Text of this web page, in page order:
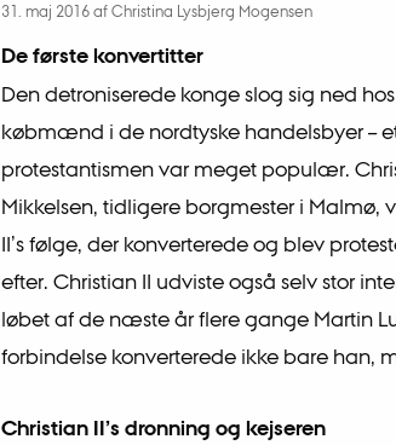
31. maj 2016 af Christina Lysbjerg Mogensen
De første konvertitter
Den detroniserede konge slog sig ned
købmænd i de nordtyske handelsbyer –
protestantismen var meget populær.
Mikkelsen, tidligere borgmester i Malmø,
II’s følge, der konverterede og blev
efter. Christian II udviste også selv stor
løbet af de næste år flere gange Martin
forbindelse konverterede ikke bare han,
Christian II’s dronning og kejseren